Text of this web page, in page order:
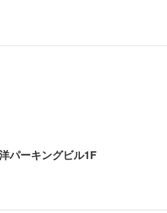
パーキングビル1F